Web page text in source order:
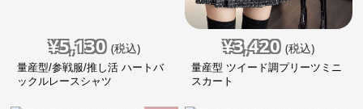
¥5,130 (税込)
量産型/参戦服/推し活 ハートバ
ックルレースシャツ
¥3,420 (税込)
量産型 ツイード調プリーツミニ
スカート